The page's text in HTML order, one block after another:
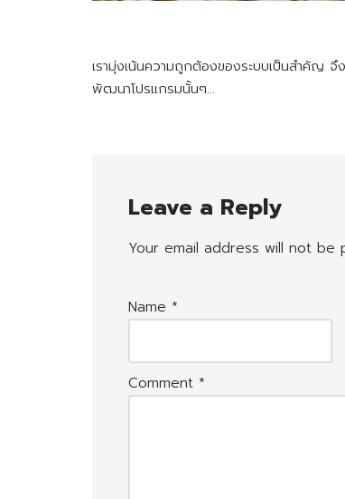
เรามุ่งเน้นความถูกต้องของระบบเป็นสำคัญ จึ
พัฒนาโปรแกรมนั้นๆ…
Leave a Reply
Your email address will not be
Name *
Comment *